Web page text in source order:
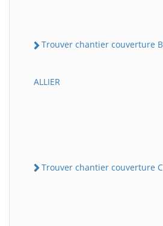
Trouver chantier couverture
ALLIER
Trouver chantier couverture